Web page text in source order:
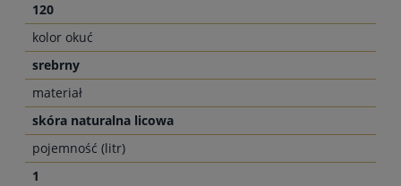
120
kolor okuć
srebrny
materiał
skóra naturalna licowa
pojemność (litr)
1